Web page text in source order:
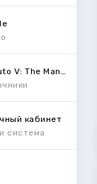
кабинет
система